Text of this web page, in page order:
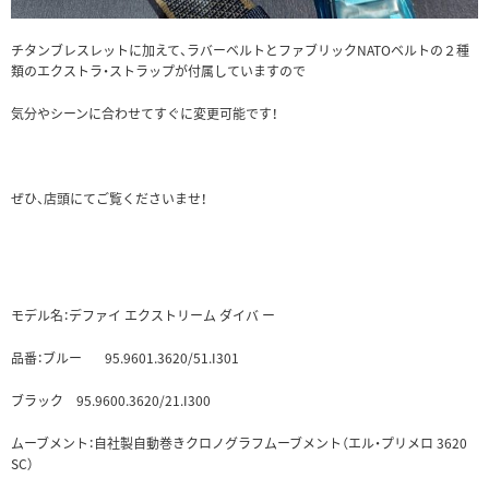
チタンブレスレットに加えて、ラバーベルトとファブリックNATOベルトの２種
類のエクストラ・ストラップが付属していますので
気分やシーンに合わせてすぐに変更可能です！
ぜひ、店頭にてご覧くださいませ！
モデル名：デファイ エクストリーム ダイバ ー
品番：ブルー 95.9601.3620/51.I301
ブラック 95.9600.3620/21.I300
ムーブメント：自社製自動巻きクロノグラフムーブメント（エル・プリメロ 3620
SC）